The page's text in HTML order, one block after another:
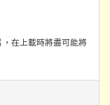
在上載時將盡可能將